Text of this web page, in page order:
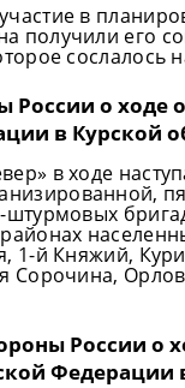
в
получили его
сослалось
России о
в Курской
в ходе
1-й Княжий,
Сорочина,
России о
Федерации